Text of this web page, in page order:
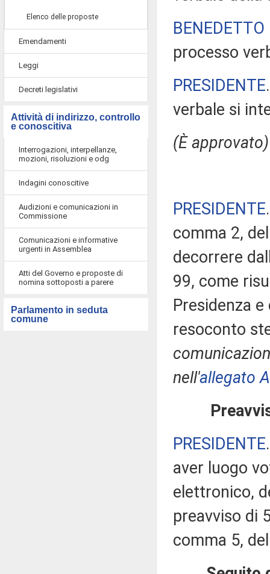
Elenco delle proposte
Emendamenti
Leggi
Decreti legislativi
Attività di indirizzo, controllo
e conoscitiva
Interrogazioni, interpellanze,
mozioni, risoluzioni e odg
Indagini conoscitive
Audizioni e comunicazioni in
Commissione
Comunicazioni e informative
urgenti in Assemblea
Atti del Governo e proposte di
nomina sottoposti a parere
Parlamento in seduta
comune
processo
PRESIDENTE
verbale si
(È approvato)
PRESIDENTE
comma 2,
decorrere
99, come
Presidenza
resoconto
nell'allegato A
PRESIDENTE
aver luogo
elettronico,
preavviso di
comma 5,